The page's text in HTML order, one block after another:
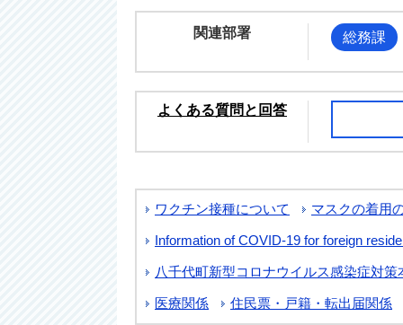
関連部署 総務課
よくある質問と回答
ワクチン接種について マスクの着用
Information of COVID-19 for foreign
八千代町新型コロナウイルス感染症対策
医療関係 住民票・戸籍・転出届関係